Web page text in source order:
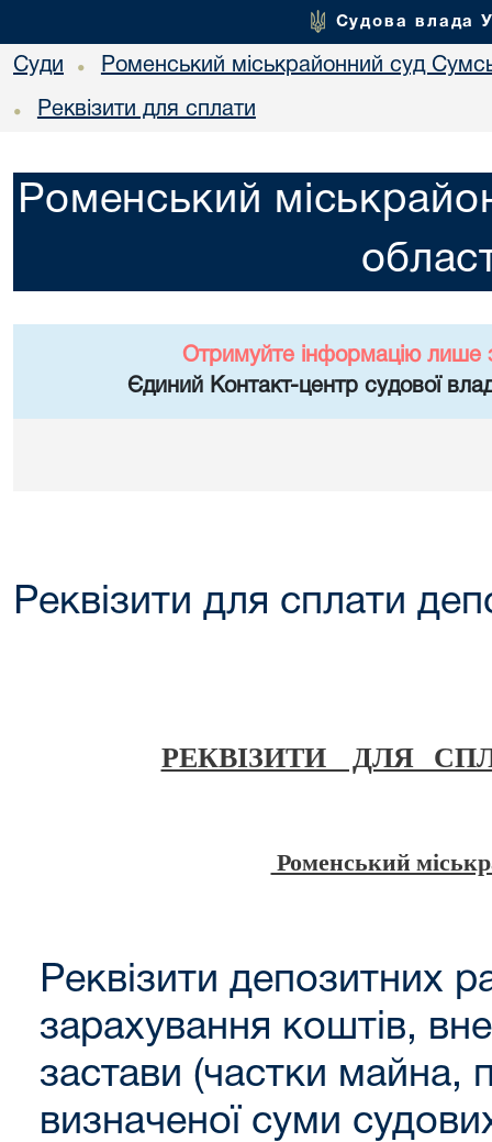
Судова влада
Суди • Роменський міськрайонний суд
• Реквізити для сплати
Роменський
Отримуйте інформацію лише
Єдиний Контакт-центр судової
Реквізити для сплати
РЕКВІЗИТИ ДЛЯ
Роменський
Реквізити депозитних
зарахування коштів,
застави (частки майна,
визначеної суми